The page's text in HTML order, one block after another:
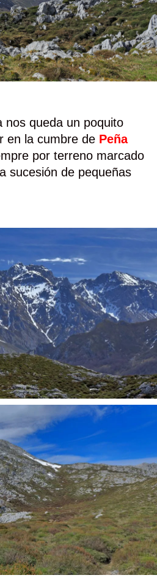
nos queda un poquito
en la cumbre de Peña
por terreno marcado
sucesión de pequeñas